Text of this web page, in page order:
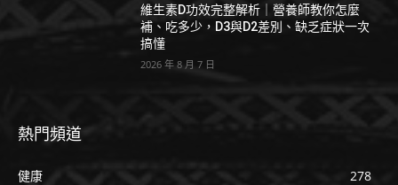
維生素D功效完整解析｜營養師教你怎麼
補、吃多少，D3與D2差別、缺乏症狀一次
搞懂
2026 年 8 月 7 日
熱門頻道
健康
278